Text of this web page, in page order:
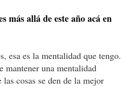
más allá de este año acá en
esa es la mentalidad que tengo.
mantener una mentalidad
cosas se den de la mejor